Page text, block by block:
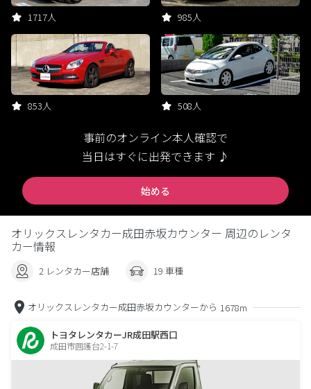
1717人 985人
853人 508人
事前のオンライン本人確認で
当日はすぐに出発できます ♪
始める
オリックスレンタカー成田赤坂カウンター 周辺のレンタ
カー情報
2 レンタカー店舗 19 車種
オリックスレンタカー成田赤坂カウンターから 1678m
トヨタレンタカーJR成田駅西口
成田市囲護台2-1-7